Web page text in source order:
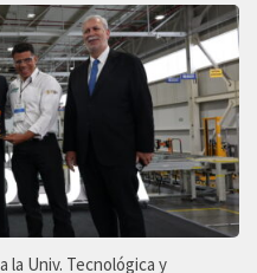
la Univ. Tecnológica y